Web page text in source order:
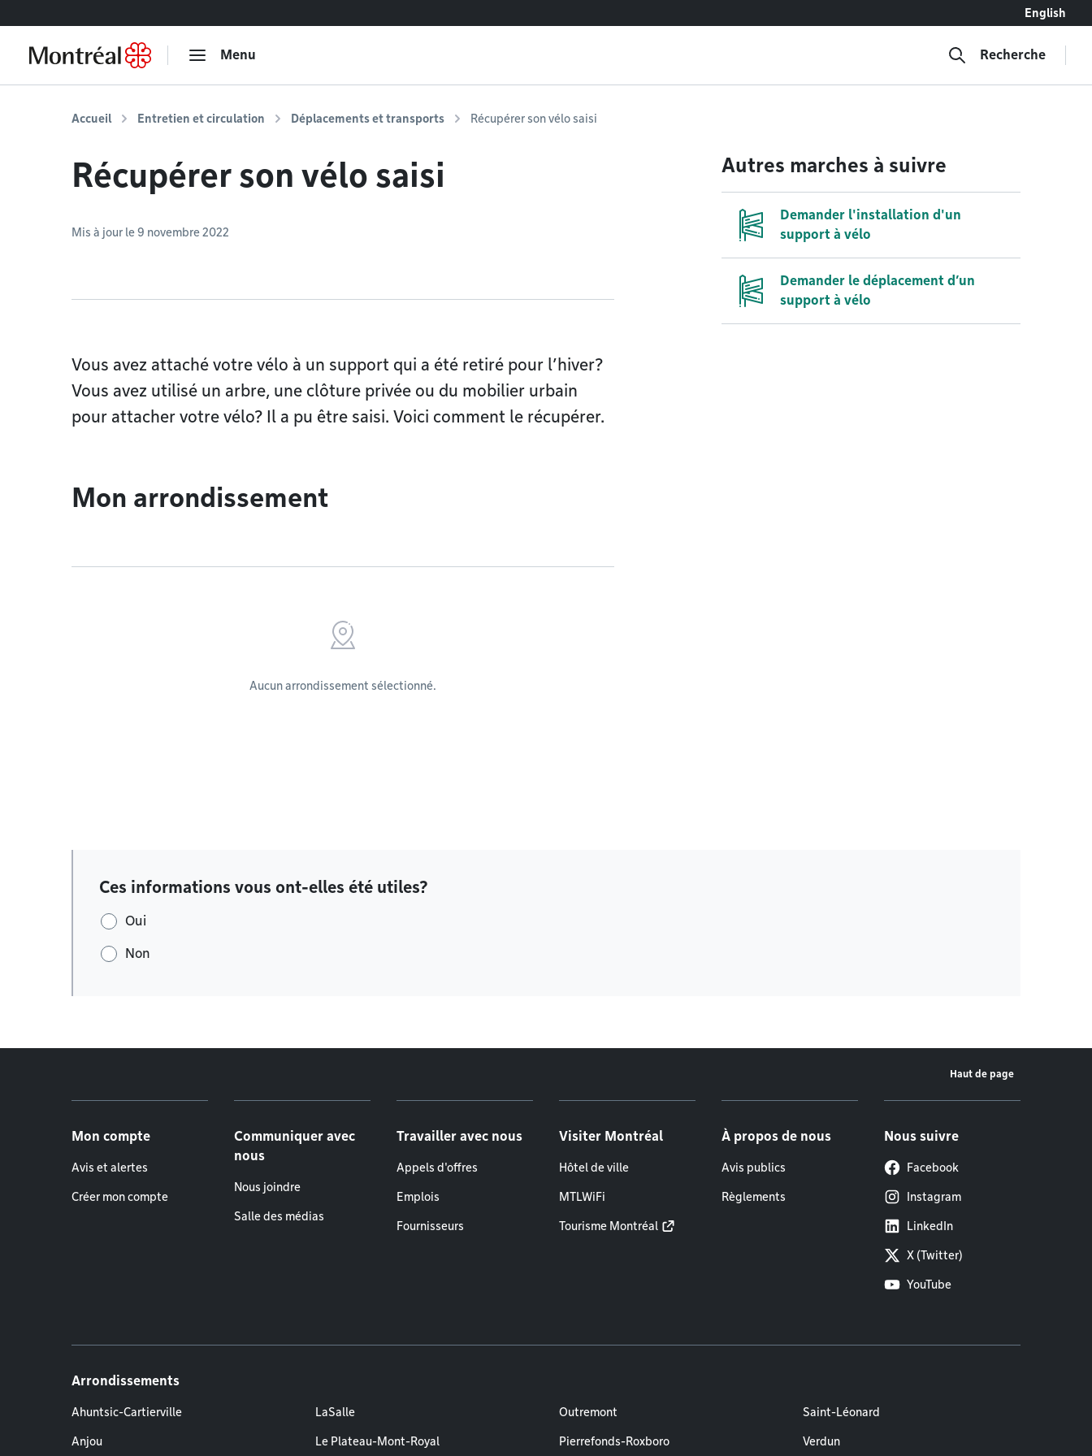
English
Menu Recherche
Accueil Entretien et circulation Déplacements et transports Récupérer son vélo saisi
Récupérer son vélo saisi
Mis à jour le 9 novembre 2022
Vous avez attaché votre vélo à un support qui a été retiré pour l’hiver?
Vous avez utilisé un arbre, une clôture privée ou du mobilier urbain
pour attacher votre vélo? Il a pu être saisi. Voici comment le récupérer.
Mon arrondissement
Aucun arrondissement sélectionné.
Autres marches à suivre
Demander l'installation d'un
support à vélo
Demander le déplacement d’un
support à vélo
Ces informations vous ont-elles été utiles?
Oui
Non
Haut de page
Mon compte
Avis et alertes
Créer mon compte
Communiquer avec
nous
Nous joindre
Salle des médias
Travailler avec nous
Appels d'offres
Emplois
Fournisseurs
Visiter Montréal
Hôtel de ville
MTLWiFi
Tourisme Montréal
À propos de nous
Avis publics
Règlements
Nous suivre
Facebook
Instagram
LinkedIn
X (Twitter)
YouTube
Arrondissements
Ahuntsic-Cartierville
Anjou
LaSalle
Le Plateau-Mont-Royal
Outremont
Pierrefonds-Roxboro
Saint-Léonard
Verdun